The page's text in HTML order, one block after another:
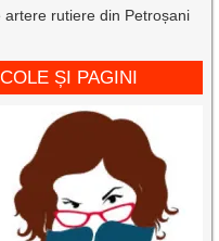
rutiere din Petroșani
ȘI PAGINI